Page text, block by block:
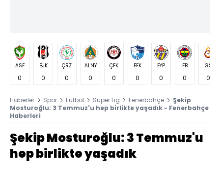
ASF
0
BJK
0
ÇRZ
0
ALNY
0
ÇFK
0
EFK
0
EYP
0
FB
0
GS
0
Haberler Spor Futbol Süper Lig Fenerbahçe
Şekip
Mosturoğlu: 3 Temmuz'u hep birlikte yaşadık - Fenerbahçe
Haberleri
Şekip Mosturoğlu: 3 Temmuz'u
hep birlikte yaşadık